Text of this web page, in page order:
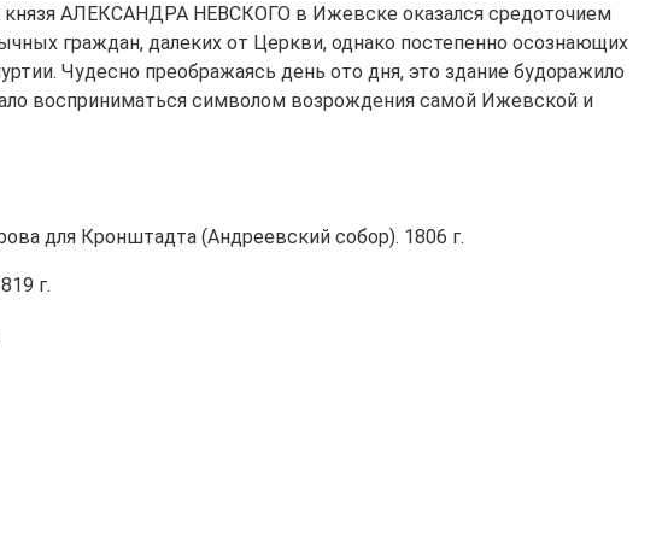
князя АЛЕКСАНДРА НЕВСКОГО в Ижевске оказался средоточием
граждан, далеких от Церкви, однако постепенно осознающих
Чудесно преображаясь день ото дня, это здание будоражило
восприниматься символом возрождения самой Ижевской и
для Кронштадта (Андреевский собор). 1806 г.
г.